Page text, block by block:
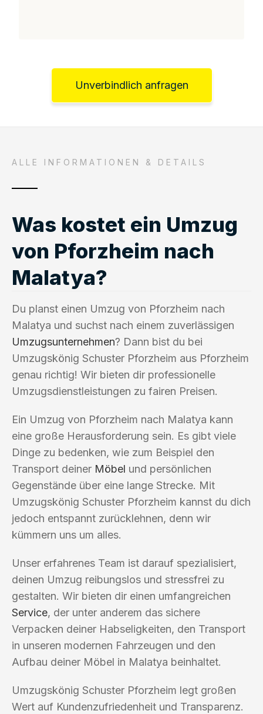
Unverbindlich anfragen
ALLE INFORMATIONEN & DETAILS
Was kostet ein Umzug
von Pforzheim nach
Malatya?
Du planst einen Umzug von Pforzheim nach
Malatya und suchst nach einem zuverlässigen
Umzugsunternehmen? Dann bist du bei
Umzugskönig Schuster Pforzheim aus Pforzheim
genau richtig! Wir bieten dir professionelle
Umzugsdienstleistungen zu fairen Preisen.
Ein Umzug von Pforzheim nach Malatya kann
eine große Herausforderung sein. Es gibt viele
Dinge zu bedenken, wie zum Beispiel den
Transport deiner Möbel und persönlichen
Gegenstände über eine lange Strecke. Mit
Umzugskönig Schuster Pforzheim kannst du dich
jedoch entspannt zurücklehnen, denn wir
kümmern uns um alles.
Unser erfahrenes Team ist darauf spezialisiert,
deinen Umzug reibungslos und stressfrei zu
gestalten. Wir bieten dir einen umfangreichen
Service, der unter anderem das sichere
Verpacken deiner Habseligkeiten, den Transport
in unseren modernen Fahrzeugen und den
Aufbau deiner Möbel in Malatya beinhaltet.
Umzugskönig Schuster Pforzheim legt großen
Wert auf Kundenzufriedenheit und Transparenz.